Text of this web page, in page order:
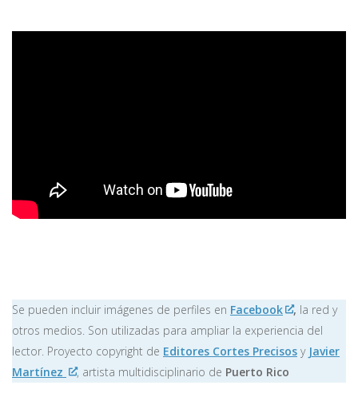
Se pueden incluir imágenes de perfiles en Facebook , la red y
otros medios. Son utilizadas para ampliar la experiencia del
lector. Proyecto copyright de Editores Cortes Precisos y Javier
Martínez
, artista multidisciplinario de Puerto Rico